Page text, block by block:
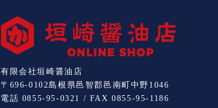
有限会社垣崎醤油店
〒696-0102島根県邑智郡邑南町中野1046
電話 0855-95-0321 / FAX 0855-95-1186